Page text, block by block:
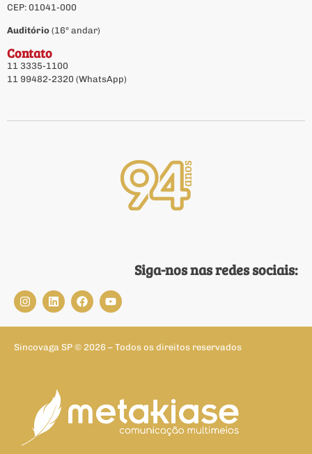
CEP: 01041-000
Auditório (16º andar)
Contato
11 3335-1100
11 99482-2320 (WhatsApp)
Siga-nos nas redes sociais:
Sincovaga SP © 2026 – Todos os direitos reservados